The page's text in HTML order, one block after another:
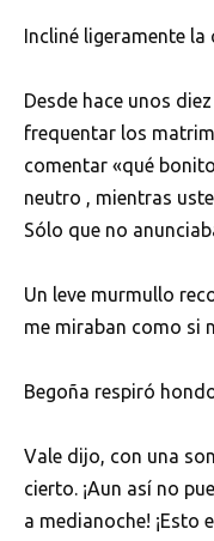
Incliné ligeramente la
Desde hace unos
frequentar los
comentar «qué
neutro , mientras
Sólo que no
Un leve murmullo
me miraban como si
Begoña respiró
Vale dijo, con una
cierto. ¡Aun así no
a medianoche! ¡Esto